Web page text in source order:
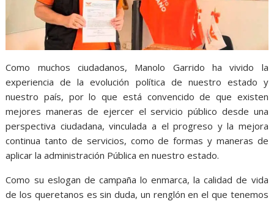
Como muchos ciudadanos, Manolo Garrido ha vivido la
experiencia de la evolución política de nuestro estado y
nuestro país, por lo que está convencido de que existen
mejores maneras de ejercer el servicio público desde una
perspectiva ciudadana, vinculada a el progreso y la mejora
continua tanto de servicios, como de formas y maneras de
aplicar la administración Pública en nuestro estado.
Como su eslogan de campaña lo enmarca, la calidad de vida
de los queretanos es sin duda, un renglón en el que tenemos